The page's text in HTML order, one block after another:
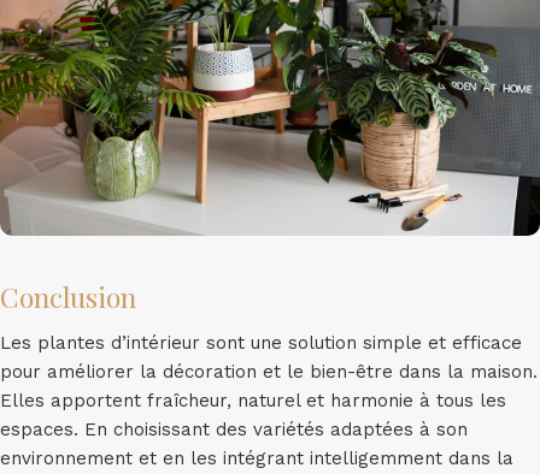
Conclusion
Les plantes d’intérieur sont une solution simple et efficace
pour améliorer la décoration et le bien-être dans la maison.
Elles apportent fraîcheur, naturel et harmonie à tous les
espaces. En choisissant des variétés adaptées à son
environnement et en les intégrant intelligemment dans la